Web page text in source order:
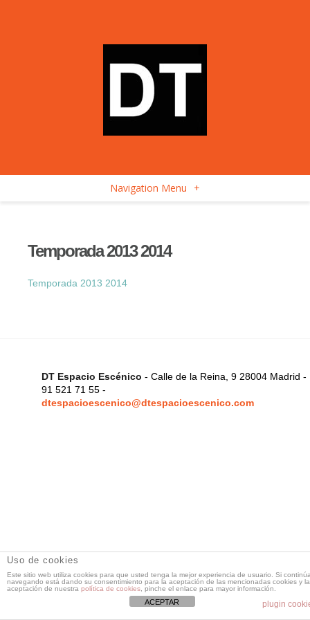
Navigation Menu +
Temporada 2013 2014
Temporada 2013 2014
DT Espacio Escénico - Calle de la Reina, 9 28004 Madrid -
91 521 71 55 -
dtespacioescenico@dtespacioescenico.com
Uso de cookies
Este sitio web utiliza cookies para que usted tenga la mejor experiencia de usuario. Si
navegando está dando su consentimiento para la aceptación de las mencionadas cookies y la
aceptación de nuestra política de cookies , pinche el enlace para mayor información.
plugin
ACEPTAR